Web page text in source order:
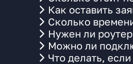
Как оставить
Сколько
Нужен ли
Можно ли
Что делать,